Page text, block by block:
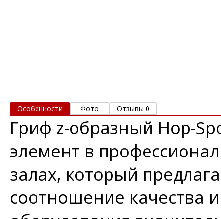
Особенности Фото Отзывы 0
Гриф z-образный Hop-
элемент в
залах, который
соотношение качества